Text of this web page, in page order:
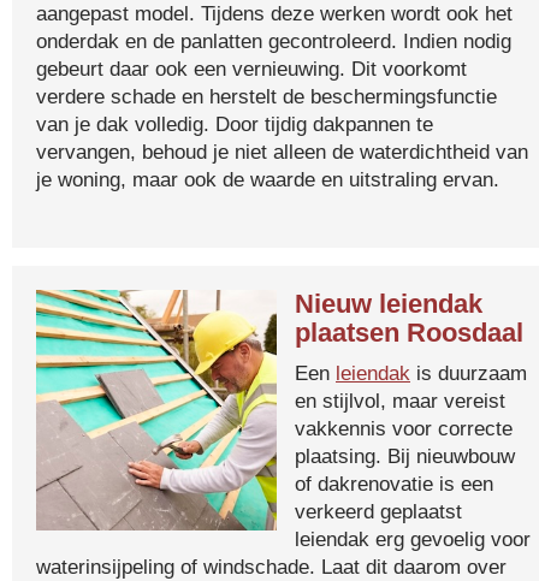
aangepast model. Tijdens deze werken wordt ook het
onderdak en de panlatten gecontroleerd. Indien nodig
gebeurt daar ook een vernieuwing. Dit voorkomt
verdere schade en herstelt de beschermingsfunctie
van je dak volledig. Door tijdig dakpannen te
vervangen, behoud je niet alleen de waterdichtheid van
je woning, maar ook de waarde en uitstraling ervan.
Nieuw leiendak
plaatsen Roosdaal
Een leiendak is duurzaam
en stijlvol, maar vereist
vakkennis voor correcte
plaatsing. Bij nieuwbouw
of dakrenovatie is een
verkeerd geplaatst
leiendak erg gevoelig voor
waterinsijpeling of windschade. Laat dit daarom over